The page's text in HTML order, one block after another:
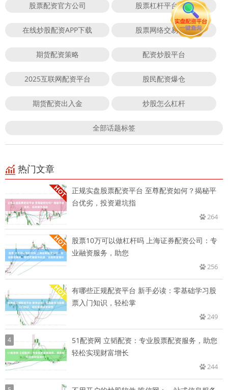
股票配资官方公司 股票杠杆平台排行
在线炒股配资APP下载 股票网络交易平台
期货配资策略 配资炒股平台
2025互联网配资平台 股民配资爆仓
期货配资出入金 炒股怎么杠杆
全部话题标签
热门文章
正规实盘股票配资平台 至尊配资如何？揭秘平
台优劣，投资避坑指
264
股票10万可以做杠杆吗 上海证券配资公司：专
业融资服务，助您
256
有哪些正规配资平台 新手必读：零基础学习股
票入门知识，轻松掌
249
4
51配资网 立韬配资：专业股票配资服务，助您
轻松实现财富增长
244